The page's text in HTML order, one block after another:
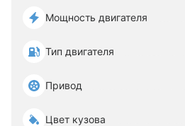
Мощность двигателя
Тип двигателя
Привод
Цвет кузова